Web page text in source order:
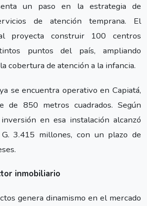
un paso en la estrategia de
de atención temprana. El
proyecta construir 100 centros
puntos del país, ampliando
cobertura de atención a la infancia.
se encuentra operativo en Capiatá,
de 850 metros cuadrados. Según
en esa instalación alcanzó
G. 3.415 millones, con un plazo de
inmobiliario
genera dinamismo en el mercado